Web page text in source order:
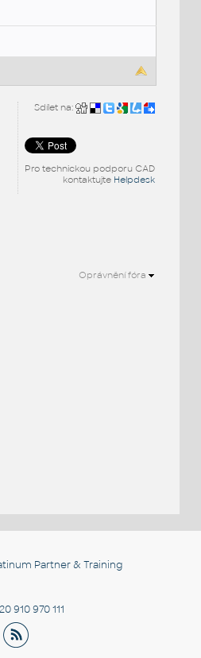
Sdílet na:
Pro technickou podporu CAD
kontaktujte Helpdesk
Oprávnění fóra
Partner & Training
910 970 111